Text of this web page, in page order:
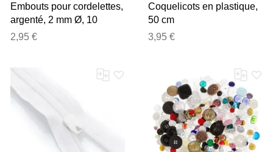
Embouts pour cordelettes,
argenté, 2 mm Ø, 10
pièces
2,95 €
Coquelicots en plastique,
50 cm
3,95 €